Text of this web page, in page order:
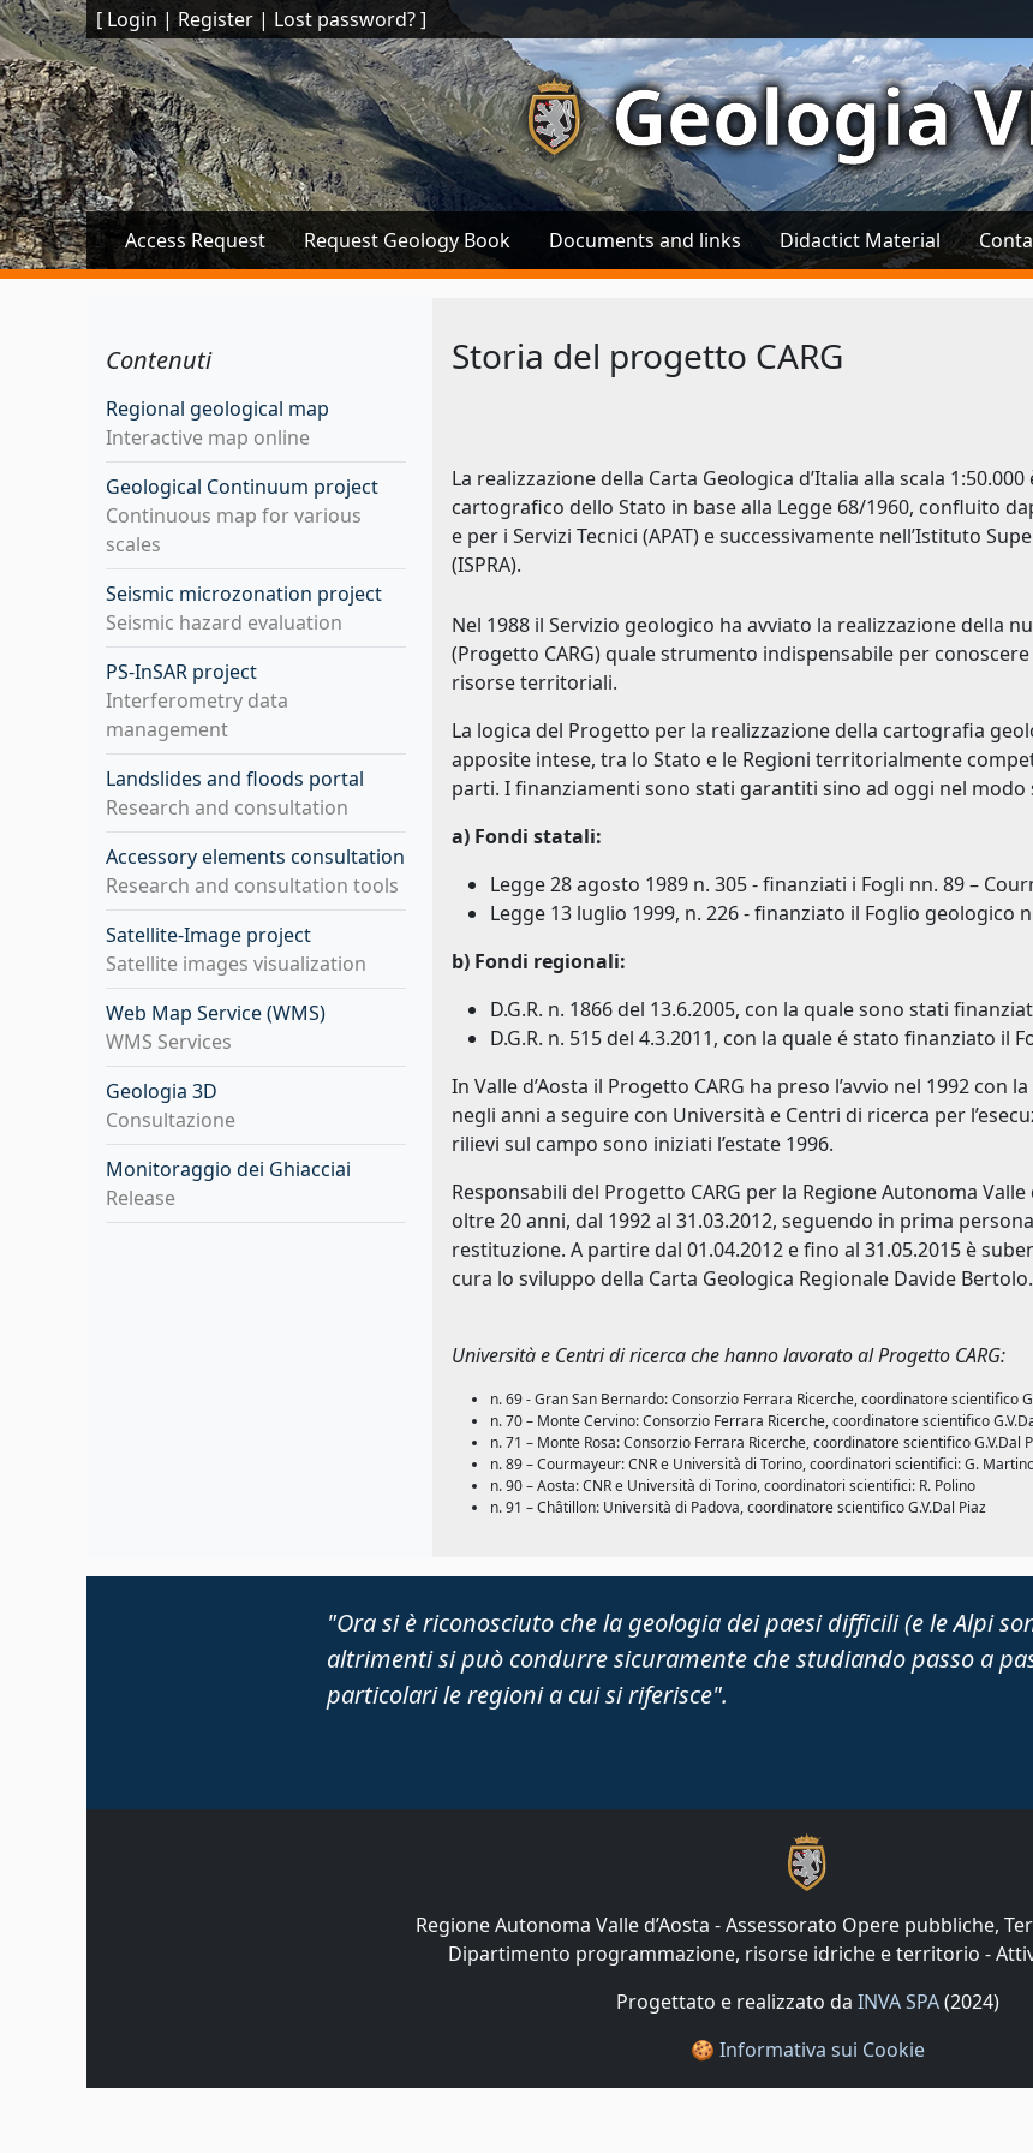
[ Login |Register | Lost password?]
Geologia
Access Request Request Geology Book Documents and links Didactict Material
Contenuti
Regional geological map
Interactive map online
Geological Continuum project
Continuous map for various
scales
Seismic microzonation project
Seismic hazard evaluation
PS-InSAR project
Interferometry data
management
Landslides and floods portal
Research and consultation
Accessory elements consultation
Research and consultation tools
Satellite-Image project
Satellite images visualization
Web Map Service (WMS)
WMS Services
Geologia 3D
Consultazione
Monitoraggio dei Ghiacciai
Release
Storia del progetto CARG
La realizzazione della Carta Geologica d’Italia alla scala
cartografico dello Stato in base alla Legge 68/1960, confluito
e per i Servizi Tecnici (APAT) e successivamente nell’Istituto
(ISPRA).
Nel 1988 il Servizio geologico ha avviato la realizzazione della
(Progetto CARG) quale strumento indispensabile per
risorse territoriali.
La logica del Progetto per la realizzazione della cartografia
apposite intese, tra lo Stato e le Regioni territorialmente
parti. I finanziamenti sono stati garantiti sino ad oggi nel modo
a) Fondi statali:
Legge 28 agosto 1989 n. 305 - finanziati i Fogli nn. 89 –
Legge 13 luglio 1999, n. 226 - finanziato il Foglio geologico
b) Fondi regionali:
D.G.R. n. 1866 del 13.6.2005, con la quale sono stati
D.G.R. n. 515 del 4.3.2011, con la quale é stato finanziato il
In Valle d’Aosta il Progetto CARG ha preso l’avvio nel 1992
negli anni a seguire con Università e Centri di ricerca per
rilievi sul campo sono iniziati l’estate 1996.
Responsabili del Progetto CARG per la Regione Autonoma
oltre 20 anni, dal 1992 al 31.03.2012, seguendo in prima
restituzione. A partire dal 01.04.2012 e fino al 31.05.2015 è
cura lo sviluppo della Carta Geologica Regionale Davide Bertolo.
Università e Centri di ricerca che hanno lavorato al Progetto CARG:
n. 69 - Gran San Bernardo: Consorzio Ferrara Ricerche, coordinatore scientifico
n. 70 – Monte Cervino: Consorzio Ferrara Ricerche, coordinatore scientifico
n. 71 – Monte Rosa: Consorzio Ferrara Ricerche, coordinatore scientifico G.V.Dal
n. 89 – Courmayeur: CNR e Università di Torino, coordinatori scientifici: G.
n. 90 – Aosta: CNR e Università di Torino, coordinatori scientifici: R. Polino
n. 91 – Châtillon: Università di Padova, coordinatore scientifico G.V.Dal Piaz
"Ora si è riconosciuto che la geologia dei paesi difficili (e le Alpi
altrimenti si può condurre sicuramente che studiando passo a
particolari le regioni a cui si riferisce".
Regione Autonoma Valle d’Aosta - Assessorato Opere pubbliche,
Dipartimento programmazione, risorse idriche e territorio -
Progettato e realizzato da INVA SPA(2024)
🍪 Informativa sui Cookie